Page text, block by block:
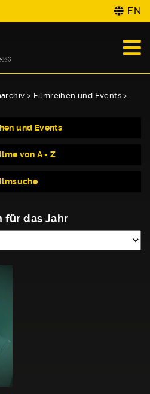
EN
> Filmreihen und Events >
und Events
von A - Z
für das Jahr